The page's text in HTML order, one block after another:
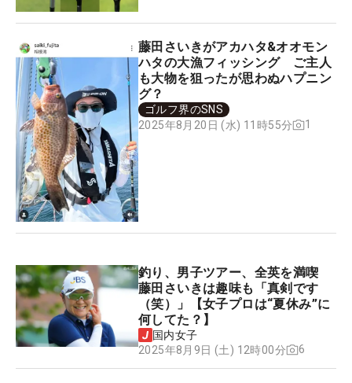
藤田さいきがアカハタ&オオモン
ハタの大漁フィッシング ご主人
も大物を狙ったが思わぬハプニン
グ？
ゴルフ界のSNS
2025年8月20日 (水) 11時55分
1
釣り、男子ツアー、全英を満喫
藤田さいきは趣味も「真剣です
（笑）」【女子プロは“夏休み”に
何してた？】
国内女子
2025年8月9日 (土) 12時00分
6